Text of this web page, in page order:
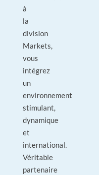
à
la
division
Markets,
vous
intégrez
un
environnement
stimulant,
dynamique
et
international.
Véritable
partenaire